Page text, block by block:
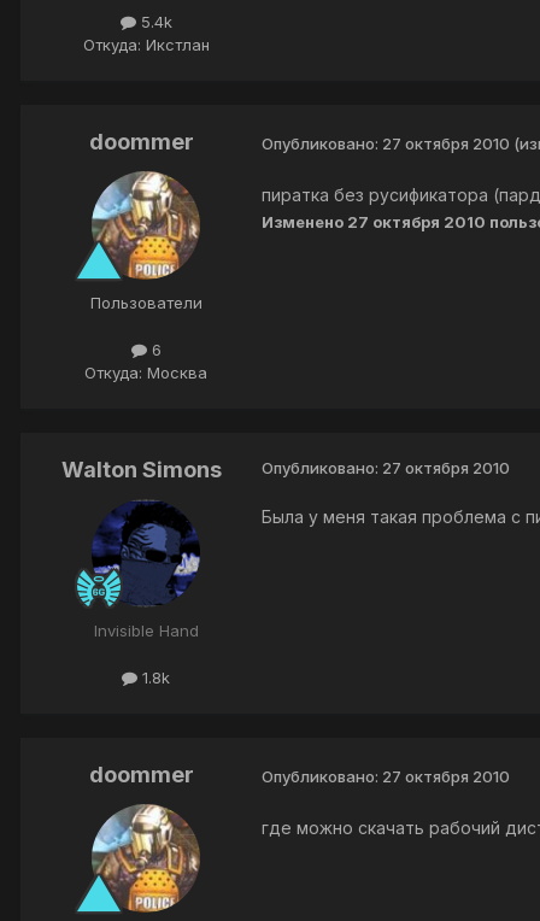
5.4k
Откуда: Икстлан
doommer
Пользователи
6
Откуда: Москва
Опубликовано: 27 октября 2010
пиратка без русификатора
Изменено 27 октября 2010
Walton Simons
Invisible Hand
1.8k
Опубликовано: 27 октября 2010
Была у меня такая проблема с
doommer Опубликовано: 27 октября 2010
где можно скачать рабочий